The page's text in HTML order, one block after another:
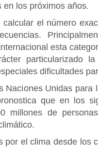
en los próximos años.
el número
esta
particularizado
dificultades
Naciones Unidas para
que en los
millones de
por el clima desde los